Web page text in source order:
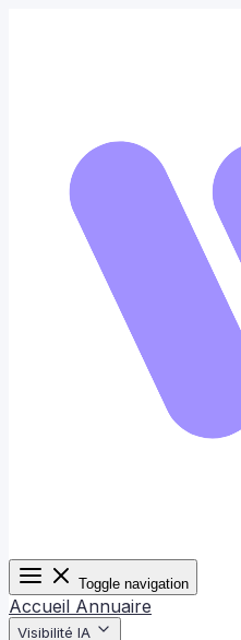
Toggle navigation
Accueil Annuaire
Visibilité IA